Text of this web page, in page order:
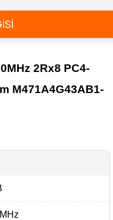
2Rx8 PC4-
M471A4G43AB1-